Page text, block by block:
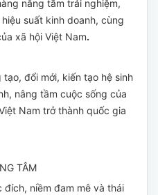
nâng tầm trải nghiệm,
suất kinh doanh, cùng
xã hội Việt Nam.
đổi mới, kiến tạo hệ sinh
nâng tầm cuộc sống của
Nam trở thành quốc gia
TÂM
đích, niềm đam mê và thái